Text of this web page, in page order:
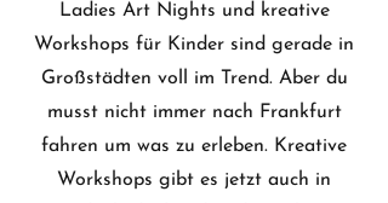
Ladies Art Nights und kreative
Workshops für Kinder sind gerade in
Großstädten voll im Trend. Aber du
musst nicht immer nach Frankfurt
fahren um was zu erleben. Kreative
Workshops gibt es jetzt auch in